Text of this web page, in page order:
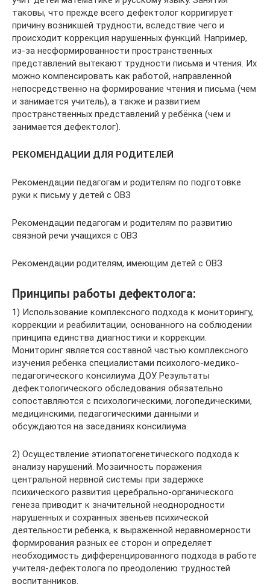
таковы, что прежде всего дефектолог корригирует
причину возникшей трудности, вследствие чего и
происходит коррекция нарушенных функций. Например,
из-за несформированности пространственных
представлений вытекают трудности письма и чтения. Их
можно компенсировать как работой, направленной
непосредственно на формирование чтения и письма (чем
и занимается учитель), а также и развитием
пространственных представлений у ребёнка (чем и
занимается дефектолог).
РЕКОМЕНДАЦИИ ДЛЯ РОДИТЕЛЕЙ
Рекомендации педагогам и родителям по подготовке
руки к письму у детей с ОВЗ
Рекомендации педагогам и родителям по развитию
связной речи учащихся с ОВЗ
Рекомендации родителям, имеющим детей с ОВЗ
Принципы работы дефектолога:
1) Использование комплексного подхода к мониторингу,
коррекции и реабилитации, основанного на соблюдении
принципа единства диагностики и коррекции.
Мониторинг является составной частью комплексного
изучения ребенка специалистами психолого-медико-
педагогического консилиума ДОУ. Результаты
дефектологического обследования обязательно
сопоставляются с психологическими, логопедическими,
медицинскими, педагогическими данными и
обсуждаются на заседаниях консилиума.
2) Осуществление этиопатогенетического подхода к
анализу нарушений. Мозаичность поражения
центральной нервной системы при задержке
психического развития церебрально-органического
генеза приводит к значительной неоднородности
нарушенных и сохранных звеньев психической
деятельности ребенка, к выраженной неравномерности
формирования разных ее сторон и определяет
необходимость дифференцированного подхода в работе
учителя-дефектолога по преодолению трудностей
воспитанников.